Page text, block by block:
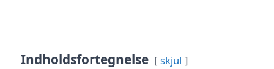
Indholdsfortegnelse skjul